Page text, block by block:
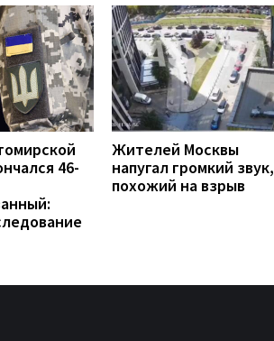
46-
Жителей Москвы
напугал громкий звук,
похожий на взрыв